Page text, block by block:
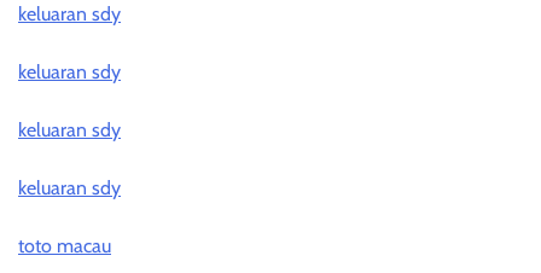
keluaran sdy
keluaran sdy
keluaran sdy
keluaran sdy
toto macau